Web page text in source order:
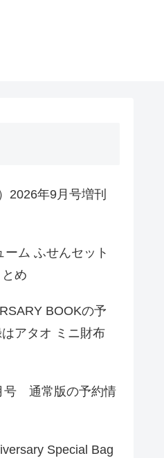
2026年9月号増刊
ーム ふせんセット
め
BOOKの予
アタオ ミニ財布
通常版の予約情
Special Bag